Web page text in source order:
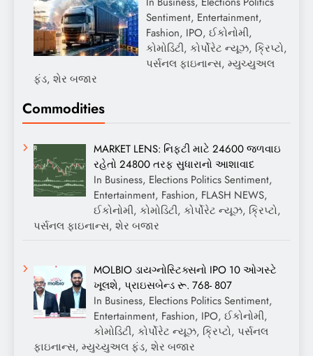
Sentiment, Entertainment,
Fashion, IPO, ઈકોનોમી,
કોમોડિટી, કોર્પોરેટ ન્યૂઝ, ક્રિપ્ટો,
પર્સનલ ફાઇનાન્સ, મ્યુચ્યુઅલ
ફંડ, શેર બજાર
Commodities
MARKET LENS: નિફ્ટી માટે 24600 જળવાઇ
રહેતો 24800 તરફ સુધારાનો આશાવાદ
In Business, Elections Politics Sentiment,
Entertainment, Fashion, FLASH NEWS,
ઈકોનોમી, કોમોડિટી, કોર્પોરેટ ન્યૂઝ, ક્રિપ્ટો,
પર્સનલ ફાઇનાન્સ, શેર બજાર
MOLBIO ડાયગ્નોસ્ટિક્સનો IPO 10 ઓગસ્ટે
ખૂલશે, પ્રાઇસબેન્ડ રૂ. 768- 807
In Business, Elections Politics Sentiment,
Entertainment, Fashion, IPO, ઈકોનોમી,
કોમોડિટી, કોર્પોરેટ ન્યૂઝ, ક્રિપ્ટો, પર્સનલ
ફાઇનાન્સ, મ્યુચ્યુઅલ ફંડ, શેર બજાર